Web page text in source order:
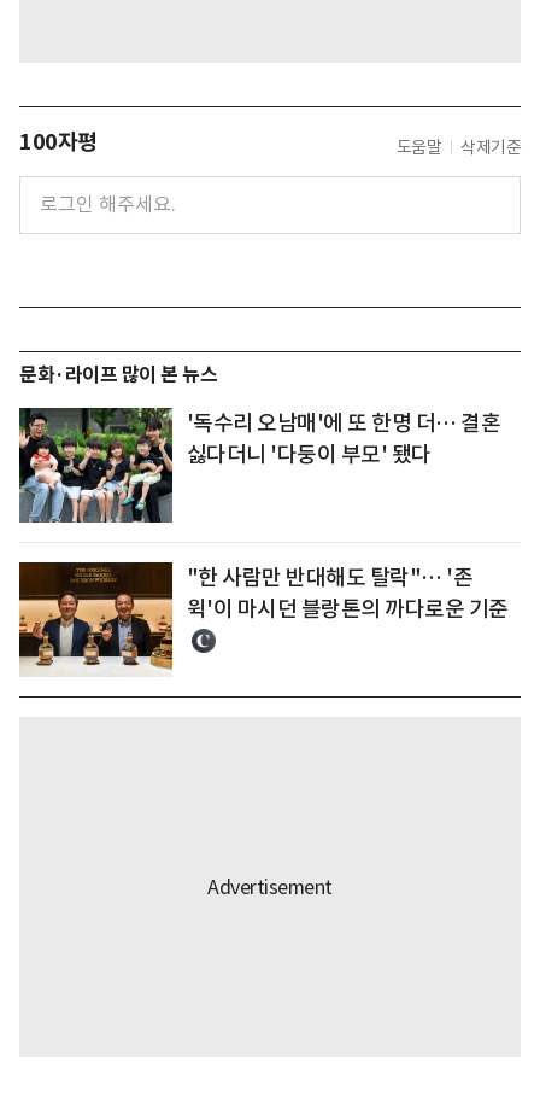
100자평 도움말 삭제기준
문화·라이프 많이 본 뉴스
'독수리 오남매'에 또 한명 더… 결혼
싫다더니 '다둥이 부모' 됐다
"한 사람만 반대해도 탈락"… '존
윅'이 마시던 블랑톤의 까다로운 기준